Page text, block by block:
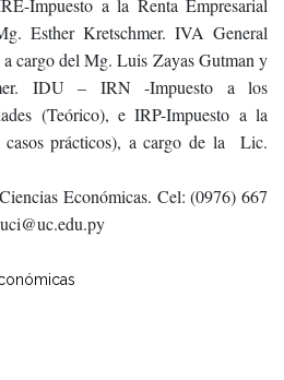
Impuesto a la Renta Empresarial
Esther Kretschmer. IVA General
cargo del Mg. Luis Zayas Gutman y
IDU – IRN -Impuesto a los
(Teórico), e IRP-Impuesto a la
casos prácticos), a cargo de la Lic.
Económicas. Cel: (0976) 667